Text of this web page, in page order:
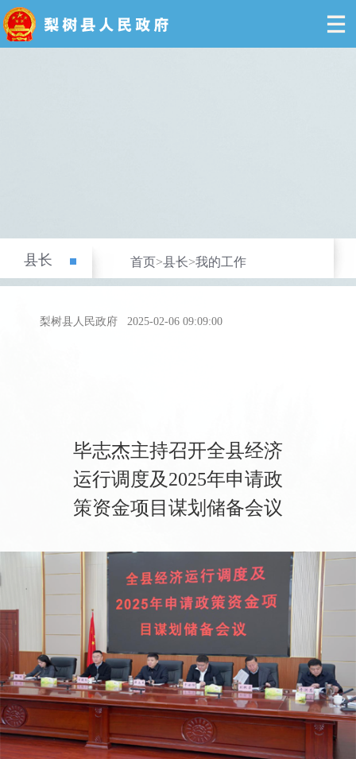
县长 首页>县长>我的工作
梨树县人民政府 2025-02-06 09:09:00
毕志杰主持召开全县经济
运行调度及2025年申请政
策资金项目谋划储备会议